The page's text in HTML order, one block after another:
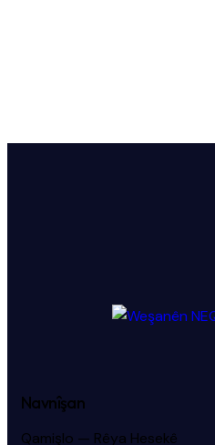
Navnîşan
Qamişlo — Rêya Hesekê